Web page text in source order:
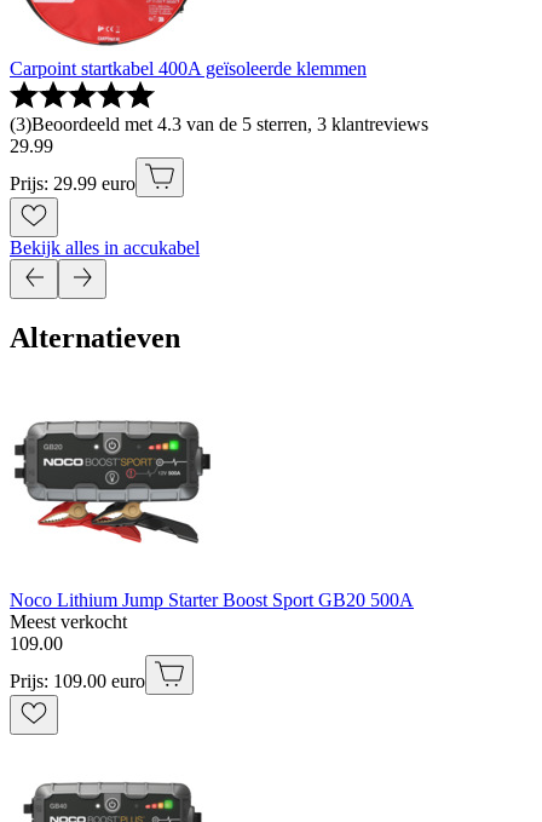
Carpoint startkabel 400A geïsoleerde klemmen
(3)Beoordeeld met 4.3 van de 5 sterren, 3 klantreviews
29.99
Prijs: 29.99 euro
Bekijk alles in accukabel
Alternatieven
Noco Lithium Jump Starter Boost Sport GB20 500A
Meest verkocht
109.00
Prijs: 109.00 euro